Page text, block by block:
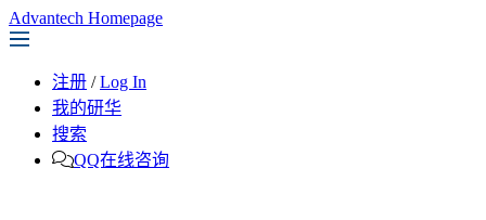
Advantech Homepage
注册 / Log In
我的研华
搜索
QQ在线咨询